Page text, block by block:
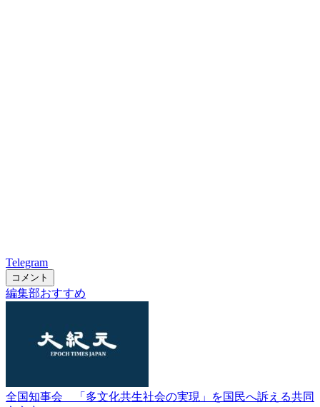
Telegram
コメント
編集部おすすめ
全国知事会 「多文化共生社会の実現」を国民へ訴える共同